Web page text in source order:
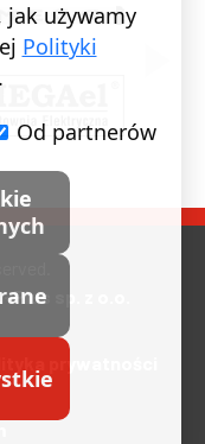
Plus sp. z o.o.
używamy
Polityki
.
Od partnerów